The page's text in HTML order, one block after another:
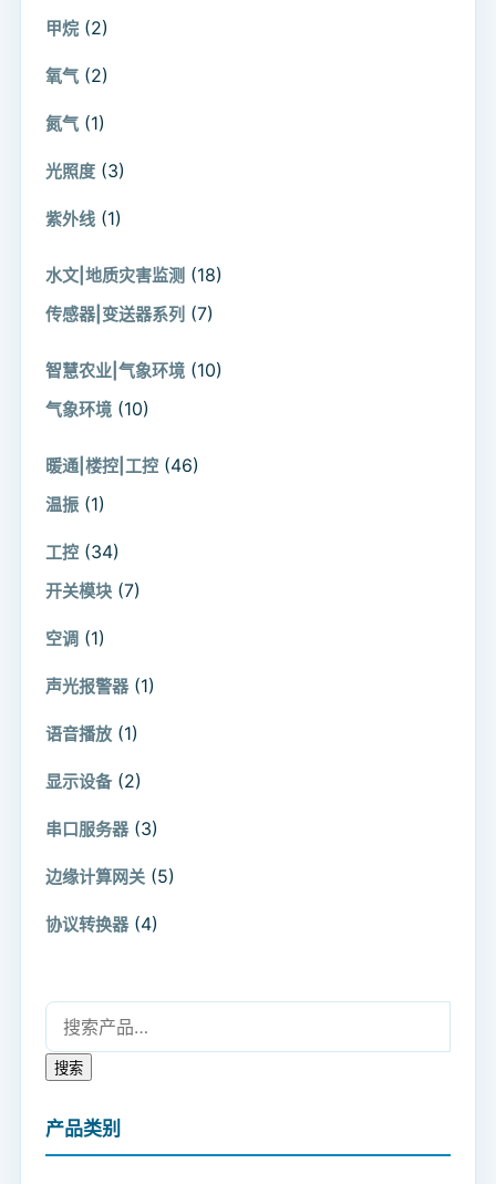
甲烷 (2)
氧气 (2)
氮气 (1)
光照度 (3)
紫外线 (1)
水文|地质灾害监测 (18)
传感器|变送器系列 (7)
智慧农业|气象环境 (10)
气象环境 (10)
暖通|楼控|工控 (46)
温振 (1)
工控 (34)
开关模块 (7)
空调 (1)
声光报警器 (1)
语音播放 (1)
显示设备 (2)
串口服务器 (3)
边缘计算网关 (5)
协议转换器 (4)
搜索：
搜索
产品类别